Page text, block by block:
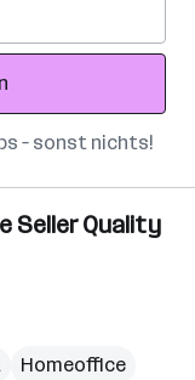
– sonst nichts!
Seller Quality
Homeoffice